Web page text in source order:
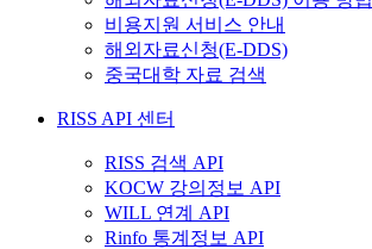
비용지원 서비스 안내
해외자료신청(E-DDS)
중국대학 자료 검색
RISS API 센터
RISS 검색 API
KOCW 강의정보 API
WILL 연계 API
Rinfo 통계정보 API